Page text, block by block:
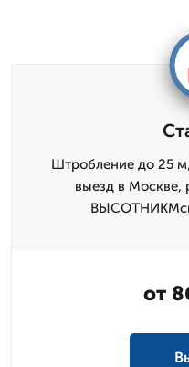
Штробление до 25 м,
выезд в Москве,
от